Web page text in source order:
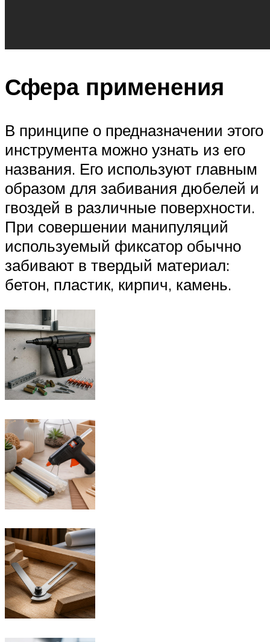
Сфера применения
В принципе о предназначении этого
инструмента можно узнать из его
названия. Его используют главным
образом для забивания дюбелей и
гвоздей в различные поверхности.
При совершении манипуляций
используемый фиксатор обычно
забивают в твердый материал:
бетон, пластик, кирпич, камень.